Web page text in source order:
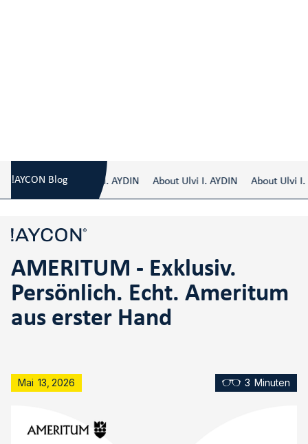
!AYCON BlogAbout Ulvi I. AYDIN About Ulvi I. AYDIN About Ulvi I.
AMERITUM - Exklusiv.
Persönlich. Echt. Ameritum
aus erster Hand
Mai 13 2026 3 Minuten